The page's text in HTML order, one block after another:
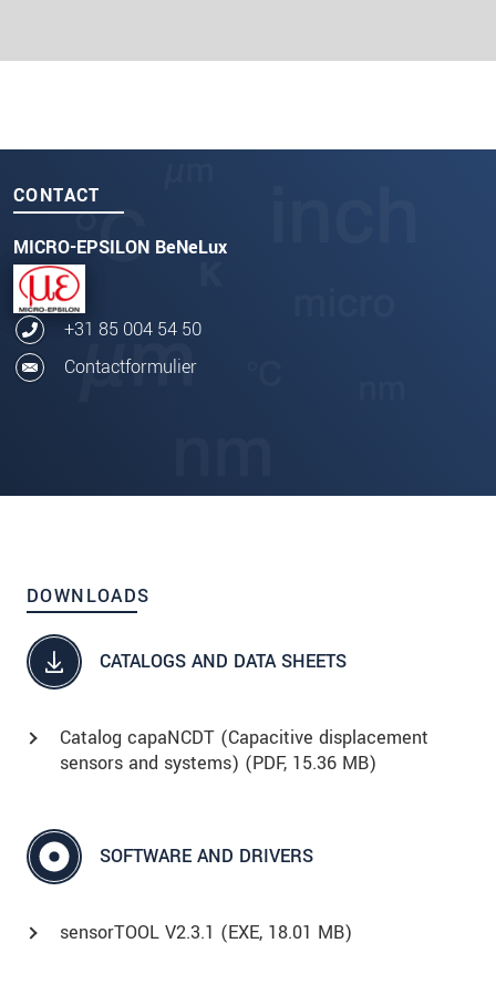
CONTACT
MICRO-EPSILON BeNeLux
+31 85 004 54 50
Contactformulier
DOWNLOADS
CATALOGS AND DATA SHEETS
Catalog capaNCDT (Capacitive displacement
sensors and systems) (PDF, 15.36 MB)
SOFTWARE AND DRIVERS
sensorTOOL V2.3.1 (EXE, 18.01 MB)